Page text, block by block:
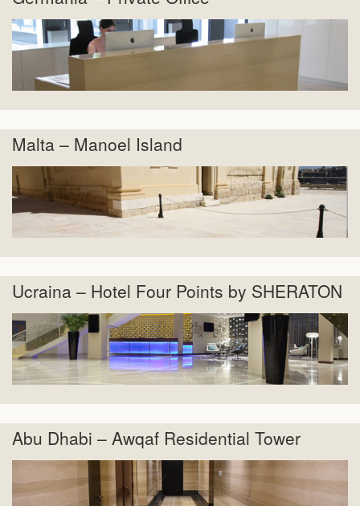
Malta – Manoel Island
Ucraina – Hotel Four Points by SHERATON
Abu Dhabi – Awqaf Residential Tower